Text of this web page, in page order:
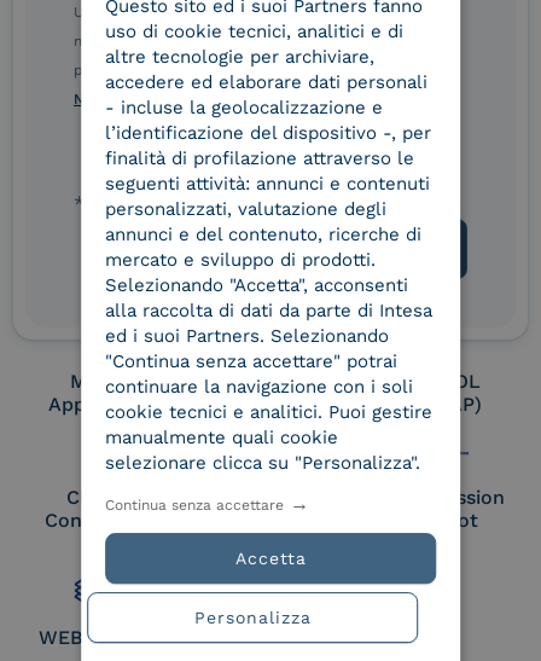
Conservatore
qualificato
UNI EN ISO 37001
UNI EN ISO 9001 UNI EN ISO 27001
UNI EN ISO 27017 UNI EN ISO 27018
Membro Adobe
Approved Trust List
Certified PEPPOL
Access Point (AP)
Cloud Signature
Consortium Member
European Commission
Large Scale Pilot
Member
WEBUILD Consortium
Ulteriori informazioni sulle procedure sono disponibili
nelle Norme di tutela della privacy INTESA. Inoltrando il
presente modulo, dichiaro di aver letto e compreso le
Norme di tutela della privacy INTESA
.
* campo obbligatorio
ITALIAN
Questo sito ed i suoi Partners fanno
uso di cookie tecnici, analitici e di
altre tecnologie per archiviare,
accedere ed elaborare dati personali
- incluse la geolocalizzazione e
l’identificazione del dispositivo -, per
finalità di profilazione attraverso le
seguenti attività: annunci e contenuti
personalizzati, valutazione degli
annunci e del contenuto, ricerche di
mercato e sviluppo di prodotti.
Selezionando "Accetta", acconsenti
alla raccolta di dati da parte di Intesa
ed i suoi Partners. Selezionando
"Continua senza accettare" potrai
continuare la navigazione con i soli
cookie tecnici e analitici. Puoi gestire
manualmente quali cookie
selezionare clicca su "Personalizza".
Accetta
Continua senza accettare
Personalizza